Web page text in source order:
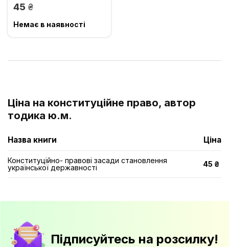
45 грн.
Немає в наявності
Ціна на конституційне право, автор
тодика ю.м.
Назва книги Ціна
Конституційно- правові засади становлення
української державності
45 ₴
Підписуйтесь на розсилку!